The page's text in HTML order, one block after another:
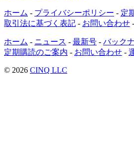
ホーム - プライバシーポリシー - 定
取引法に基づく表記 - お問い合わせ -
ホーム - ニュース - 最新号 - バック
定期購読のご案内 - お問い合わせ -
© 2026 CINQ LLC